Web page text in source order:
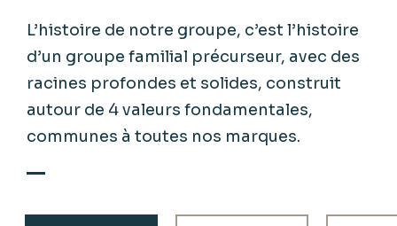
L’histoire de notre groupe, c’est l’histoire
d’un groupe familial précurseur, avec des
racines profondes et solides, construit
autour de 4 valeurs fondamentales,
communes à toutes nos marques.